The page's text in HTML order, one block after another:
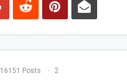
16151 Posts 2